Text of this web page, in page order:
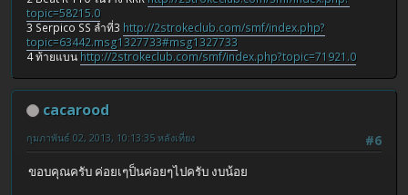
topic=58215.0
3 Serpico SS ลำที่3 http://2strokeclub.com/smf/index.php?
topic=63442.msg1327733#msg1327733
4 ท้ายแบน http://2strokeclub.com/smf/index.php?topic=71921.0
cacarood
#6
กุมภาพันธ์ 02, 2013, 10:13:35 หลังเที่ยง
ขอบคุณครับ ค่อยเๆป็นค่อยๆไปครับ งบน้อย